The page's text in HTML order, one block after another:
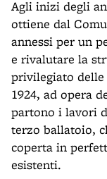
Agli inizi degli
ottiene dal
annessi per un
e rivalutare la
privilegiato
1924, ad opera
partono i lavori
terzo ballatoio,
coperta in
esistenti.